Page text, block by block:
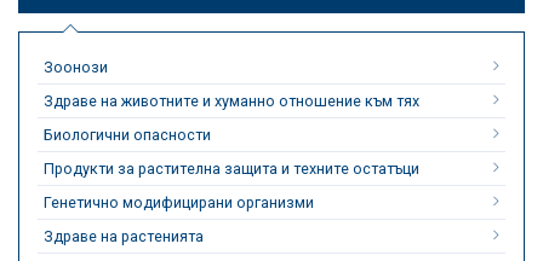
Зоонози
Здраве на животните и хуманно отношение към тях
Биологични опасности
Продукти за растителна защита и техните остатъци
Генетично модифицирани организми
Здраве на растенията